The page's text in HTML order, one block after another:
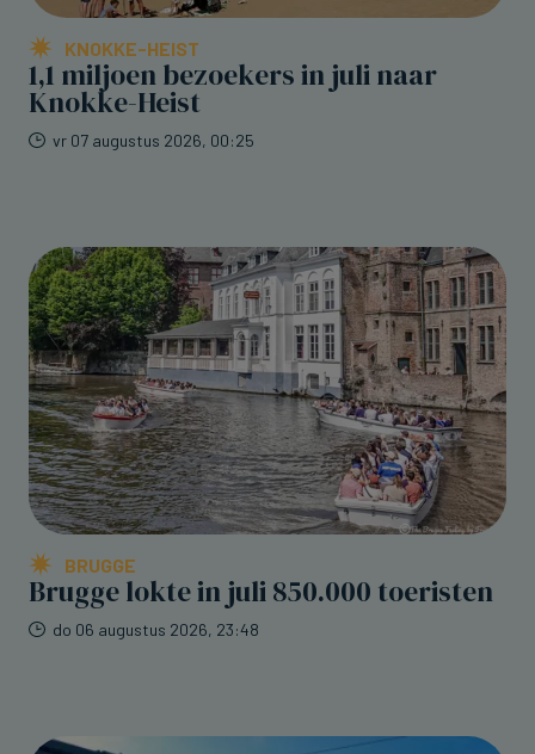
KNOKKE-HEIST
1,1 miljoen bezoekers in juli naar
Knokke-Heist
vr 07 augustus 2026, 00:25
BRUGGE
Brugge lokte in juli 850.000 toeristen
do 06 augustus 2026, 23:48